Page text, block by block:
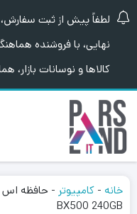
لطفاً پیش از ثبت
نهایی، با فروشنده
کالاها و نوسانات
خانه - کامپیوتر -
BX500 240GB